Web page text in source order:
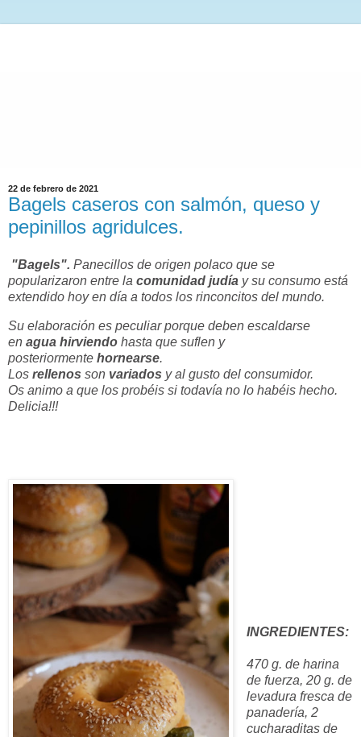
22 de febrero de 2021
Bagels caseros con salmón, queso y
pepinillos agridulces.
"Bagels". Panecillos de origen polaco que se
popularizaron entre la comunidad judía y su consumo está
extendido hoy en día a todos los rinconcitos del mundo.
Su elaboración es peculiar porque deben escaldarse
en agua hirviendo hasta que suflen y
posteriormente hornearse.
Los rellenos son variados y al gusto del consumidor.
Os animo a que los probéis si todavía no lo habéis hecho.
Delicia!!!
INGREDIENTES:
470 g. de harina
de fuerza, 20 g. de
levadura fresca de
panadería, 2
cucharaditas de